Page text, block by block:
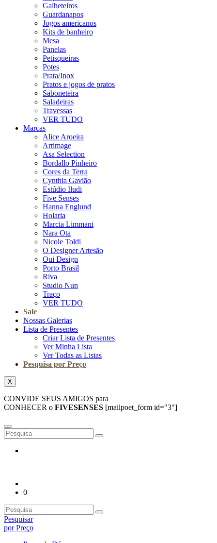
Galheteiros
Guardanapos
Jogos americanos
Kits de banheiro
Mesa
Panelas
Petisqueiras
Potes
Prata/Inox
Pratos e jogos de pratos
Saboneteira
Saladeiras
Travessas
VER TUDO
Marcas
Alice Aroeira
Artimage
Asa Selection
Bordallo Pinheiro
Cores da Terra
Cynthia Gavião
Estúdio Iludi
Five Senses
Hanna Englund
Holaria
Marcia Limmani
Nara Ota
Nicole Toldi
O Designer Artesão
Oui Design
Porto Brasil
Riva
Studio Nun
Traço
VER TUDO
Sale
Nossas Galerias
Lista de Presentes
Criar Lista de Presentes
Ver Minha Lista
Ver Todas as Listas
Pesquisa por Preço
X
CONVIDE SEUS AMIGOS para
CONHECER o FIVESENSES [mailpoet_form id="3"]
0
Pesquisar
por Preço